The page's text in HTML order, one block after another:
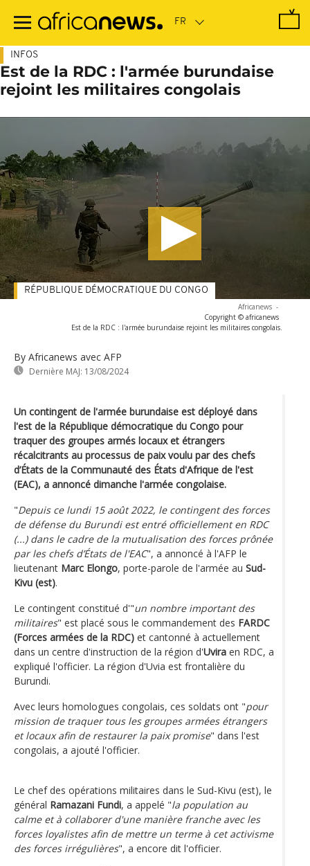
contenu
INFOS
Est de la RDC : l'armée burundaise
rejoint les militaires congolais
Africanews -
Copyright © africanews
Est de la RDC : l'armée burundaise rejoint les militaires congolais.
By Africanews avec AFP
Dernière MAJ: 13/08/2024
RÉPUBLIQUE DÉMOCRATIQUE DU CONGO
Un contingent de l'armée burundaise est déployé dans
l'est de la République démocratique du Congo pour
traquer des groupes armés locaux et étrangers
récalcitrants au processus de paix voulu par des chefs
d’États de la Communauté des États d'Afrique de l'est
(EAC), a annoncé dimanche l'armée congolaise.
"Depuis ce lundi 15 août 2022, le contingent des forces
de défense du Burundi est entré officiellement en RDC
(...) dans le cadre de la mutualisation des forces prônée
par les chefs d’États de l'EAC", a annoncé à l'AFP le
lieutenant Marc Elongo, porte-parole de l'armée au Sud-
Kivu (est).
Le contingent constitué d'"un nombre important des
militaires" est placé sous le commandement des FARDC
(Forces armées de la RDC) et cantonné à actuellement
dans un centre d'instruction de la région d'Uvira en RDC, a
expliqué l'officier. La région d'Uvia est frontalière du
Burundi.
Avec leurs homologues congolais, ces soldats ont "pour
mission de traquer tous les groupes armées étrangers
et locaux afin de restaurer la paix promise" dans l'est
congolais, a ajouté l'officier.
Le chef des opérations militaires dans le Sud-Kivu (est), le
général Ramazani Fundi, a appelé "la population au
calme et à collaborer d'une manière franche avec les
forces loyalistes afin de mettre un terme à cet activisme
des forces irrégulières", a encore dit l'officier.